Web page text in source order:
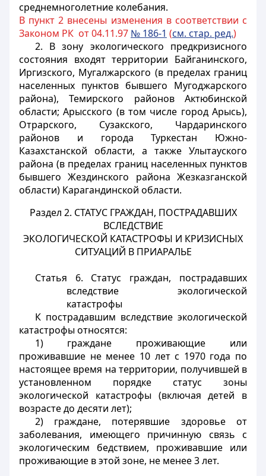
среднемноголетние колебания.
В пункт 2 внесены изменения в соответствии с
Законом РК от 04.11.97 № 186-1 (см. стар. ред.)
2. В зону экологического предкризисного
состояния входят территории Байганинского,
Иргизского, Мугалжарского (в пределах границ
населенных пунктов бывшего Мугоджарского
района), Темирского районов Актюбинской
области; Арысского (в том числе город Арысь),
Отрарского, Сузакского, Чардаринского
районов и города Туркестан Южно-
Казахстанской области, а также Улытауского
района (в пределах границ населенных пунктов
бывшего Жездинского района Жезказганской
области) Карагандинской области.
Раздел 2. СТАТУС ГРАЖДАН, ПОСТРАДАВШИХ
ВСЛЕДСТВИЕ
ЭКОЛОГИЧЕСКОЙ КАТАСТРОФЫ И КРИЗИСНЫХ
СИТУАЦИЙ В ПРИАРАЛЬЕ
Статья 6. Статус граждан, пострадавших
вследствие экологической
катастрофы
К пострадавшим вследствие экологической
катастрофы относятся:
1) граждане проживающие или
проживавшие не менее 10 лет с 1970 года по
настоящее время на территории, получившей в
установленном порядке статус зоны
экологической катастрофы (включая детей в
возрасте до десяти лет);
2) граждане, потерявшие здоровье от
заболевания, имеющего причинную связь с
экологическим бедствием, проживавшие или
проживающие в этой зоне, не менее 3 лет.